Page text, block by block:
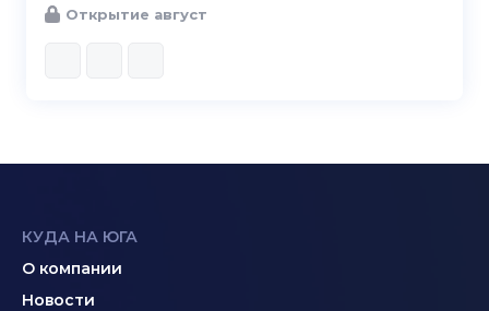
Открытие август
КУДА НА ЮГА
О компании
Новости